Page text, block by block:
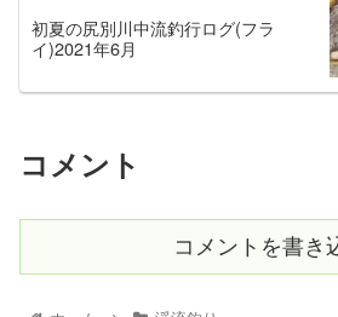
初夏の尻別川中流釣行ログ(フラ
イ)2021年6月
コメント
コメントを書き